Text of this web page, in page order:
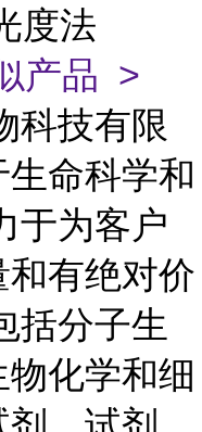
度法
产品 >
科技有限
命科学和
于为客户
有绝对价
括分子生
化学和细